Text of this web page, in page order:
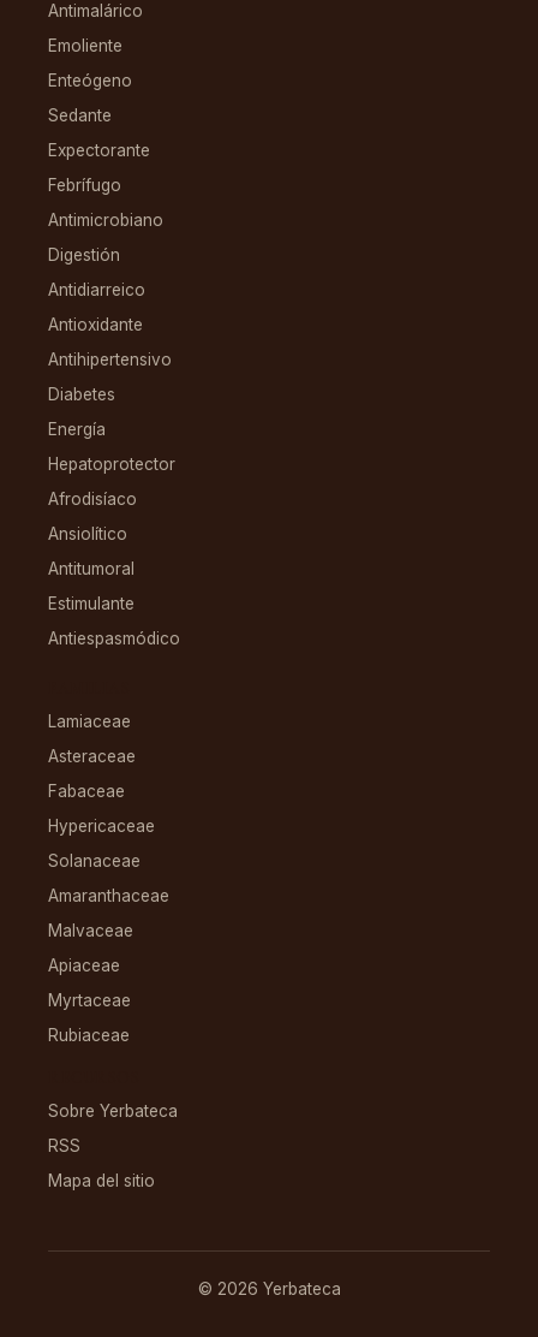
Antimalárico
Emoliente
Enteógeno
Sedante
Expectorante
Febrífugo
Antimicrobiano
Digestión
Antidiarreico
Antioxidante
Antihipertensivo
Diabetes
Energía
Hepatoprotector
Afrodisíaco
Ansiolítico
Antitumoral
Estimulante
Antiespasmódico
Lamiaceae
Asteraceae
Fabaceae
Hypericaceae
Solanaceae
Amaranthaceae
Malvaceae
Apiaceae
Myrtaceae
Rubiaceae
Sobre Yerbateca
RSS
Mapa del sitio
© 2026 Yerbateca